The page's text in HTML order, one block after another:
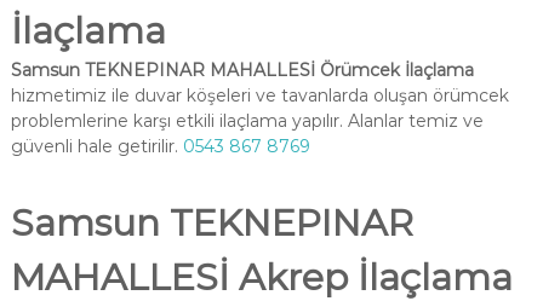
İlaçlama
Samsun TEKNEPINAR MAHALLESİ Örümcek İlaçlama
hizmetimiz ile duvar köşeleri ve tavanlarda oluşan örümcek
problemlerine karşı etkili ilaçlama yapılır. Alanlar temiz ve
güvenli hale getirilir. 0543 867 8769
Samsun TEKNEPINAR
MAHALLESİ Akrep İlaçlama